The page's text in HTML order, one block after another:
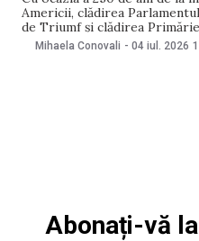
Americii, clădirea
de Triumf și clădirea
culorile drapelului american
Mihaela Conovali - 04 iul. 2026
Abonați-vă